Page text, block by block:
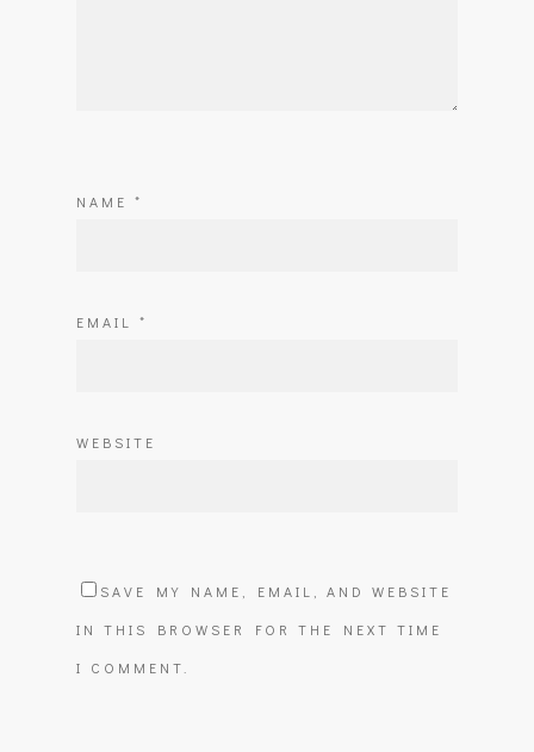
NAME *
EMAIL *
WEBSITE
SAVE MY NAME, EMAIL, AND WEBSITE
IN THIS BROWSER FOR THE NEXT TIME
I COMMENT.